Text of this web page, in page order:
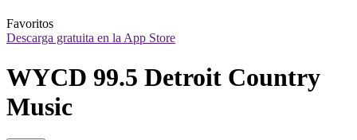
Favoritos
Descarga gratuita en la App Store
WYCD 99.5 Detroit Country
Music